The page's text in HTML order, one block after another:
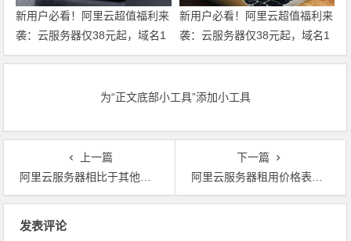
新用户必看！阿里云超值福利来
袭：云服务器仅38元起，域名1
元注册，160款产品免费体验，
新用户必看！阿里云超值福利来
袭：云服务器仅38元起，域名1
元注册，160款产品免费体验，
为“正文底部小工具”添加小工具
上一篇
阿里云服务器相比于其他云服务器优势在哪里
下一篇
阿里云服务器租用价格表，最新最全活动云服务器购买价格表
发表评论